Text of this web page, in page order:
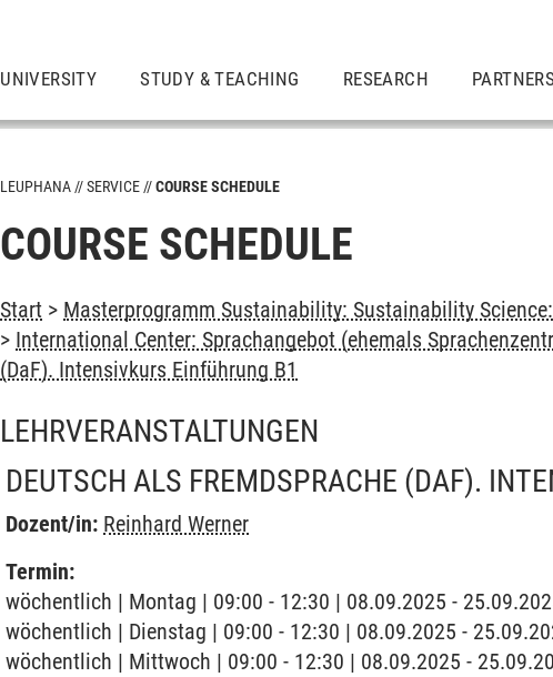
UNIVERSITY STUDY & TEACHING RESEARCH PARTNERS
LEUPHANA SERVICE COURSE SCHEDULE
COURSE SCHEDULE
Start > Masterprogramm Sustainability: Sustainability
> International Center: Sprachangebot (ehemals
(DaF). Intensivkurs Einführung B1
LEHRVERANSTALTUNGEN
DEUTSCH ALS FREMDSPRACHE (DAF).
Dozent/in: Reinhard Werner
Termin:
wöchentlich | Montag | 09:00 - 12:30 | 08.09.2025 -
wöchentlich | Dienstag | 09:00 - 12:30 | 08.09.2025 -
wöchentlich | Mittwoch | 09:00 - 12:30 | 08.09.2025 -